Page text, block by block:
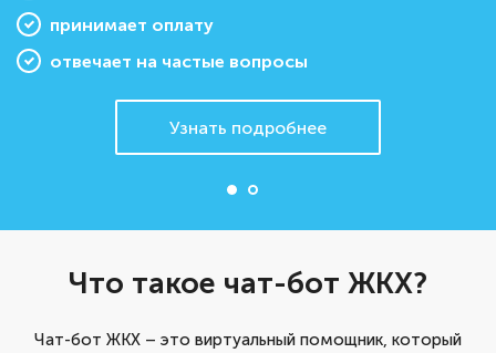
принимает оплату
отвечает на частые вопросы
Узнать подробнее
Что такое чат-бот ЖКХ?
Чат-бот ЖКХ – это виртуальный помощник, который